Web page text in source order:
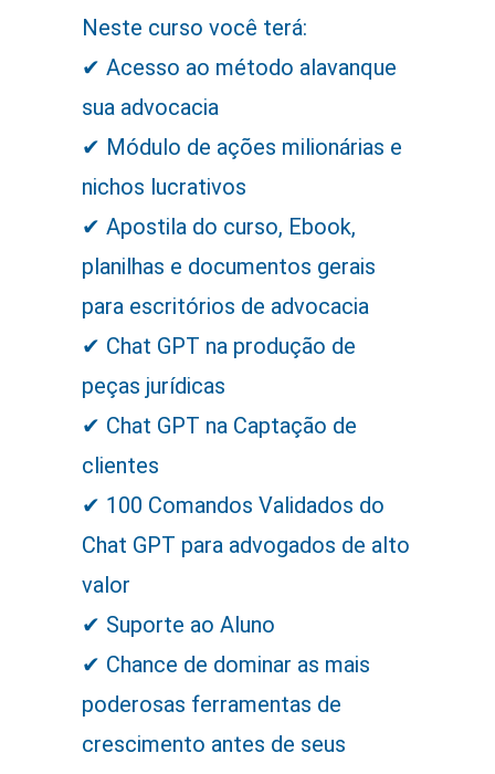
Neste curso você terá:
ㅤㅤ✔ Acesso ao método alavanque
sua advocacia
ㅤㅤ✔ Módulo de ações milionárias e
nichos lucrativos
ㅤㅤ✔ Apostila do curso, Ebook,
planilhas e documentos gerais
para escritórios de advocacia
ㅤㅤ✔ Chat GPT na produção de
peças jurídicas
ㅤㅤ✔ Chat GPT na Captação de
clientes
ㅤㅤ✔ 100 Comandos Validados do
Chat GPT para advogados de alto
valor
ㅤㅤ✔ Suporte ao Aluno
ㅤㅤ✔ Chance de dominar as mais
poderosas ferramentas de
crescimento antes de seus